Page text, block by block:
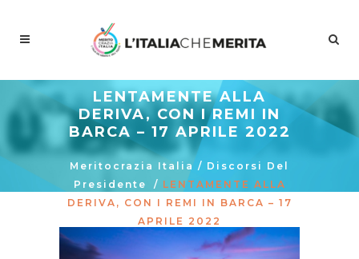
LENTAMENTE ALLA
DERIVA, CON I REMI IN
BARCA – 17 APRILE 2022
Meritocrazia Italia / Discorsi Del
Presidente
/ LENTAMENTE ALLA
DERIVA, CON I REMI IN BARCA – 17
APRILE 2022